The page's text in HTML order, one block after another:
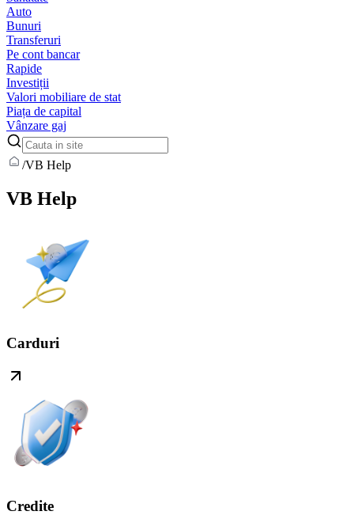
Auto
Bunuri
Transferuri
Pe cont bancar
Rapide
Investiții
Valori mobiliare de stat
Piața de capital
Vânzare gaj
/VB Help
VB Help
Carduri
Credite